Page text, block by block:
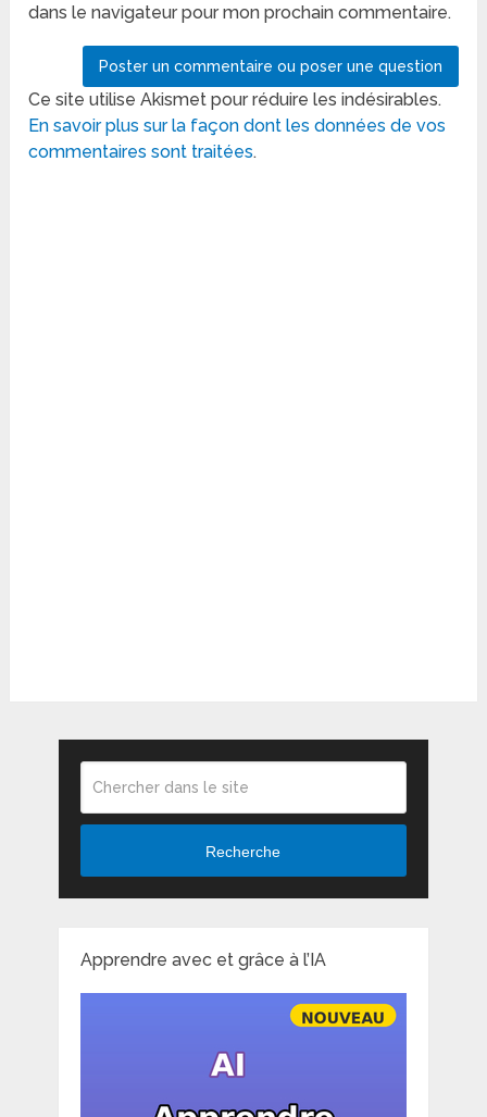
dans le navigateur pour mon prochain commentaire.
Ce site utilise Akismet pour réduire les indésirables.
En savoir plus sur la façon dont les données de vos
commentaires sont traitées.
Recherche
Apprendre avec et grâce à l’IA